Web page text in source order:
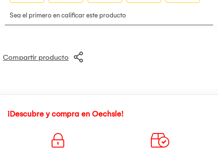
Compartir producto
¡Descubre y compra en Oechsle!